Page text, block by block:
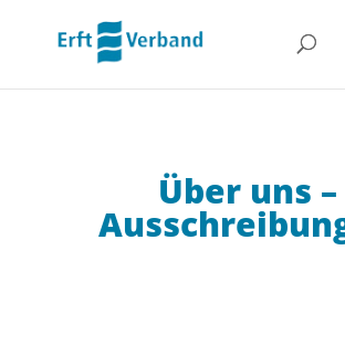
Über uns –